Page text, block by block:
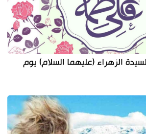
الزهراء (عليهما السلام) يوم